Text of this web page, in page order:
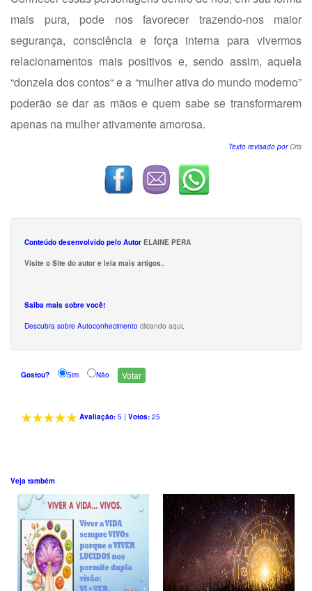
mais pura, pode nos favorecer trazendo-nos maior
segurança, consciência e força interna para vivermos
relacionamentos mais positivos e, sendo assim, aquela
“donzela dos contos“ e a “mulher ativa do mundo moderno”
poderão se dar as mãos e quem sabe se transformarem
apenas na mulher ativamente amorosa.
Texto revisado porCris
Conteúdo desenvolvido pelo Autor ELAINE PERA
Visite o Site do autor e leia mais artigos..
Saiba mais sobre você!
Descubra sobre Autoconhecimento clicando aqui.
Gostou? Sim Não
Avaliação:5 | Votos:25
Veja também